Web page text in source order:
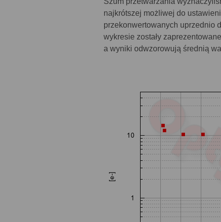
najkrótszej możliwej do
przekonwertowanych uprzednio
wykresie zostały
a wyniki odwzorowują średnią